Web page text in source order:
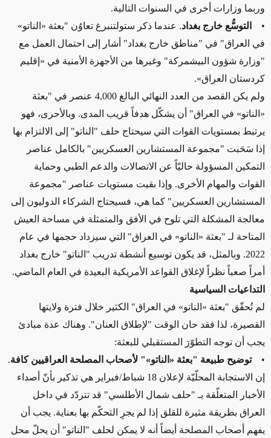
وربما وزارات أخرى في السنوات التالية.
•
التوسُّع خارج بغداد. عندما ذكر ستولتنبرغ تعاوُن "بعثة «الناتو»
في العراق" في "مناطق خارج بغداد" أشار إلى احتمال العمل مع
"وزارة شؤون البيشمركة" وغيرها من الأجهزة الأمنية في «إقليم
كردستان العراق».
ولم يكن القصد من العدد النهائي البالغ 4,000 عنصر في "بعثة
«الناتو» في العراق" أن يشكّل هدفاً قريب المدى. وبالأحرى، فهو
يرتبط بمستويات القوات التي سيحتاج حلف "الناتو" إلى الالتزام بها
إذا سَحَبت "مجموعة المستشارين العسكريين" بالكامل عناصر
التمكين المسؤولة حاليّاً عن الاتصالات والدعم الطبي وحماية
القوات والمهام الأخرى. وإذا بقيت مستويات عناصر "مجموعة
المستشارين العسكريين" كما هي، فسيحتاج الشركاء الدوليون إلى
معالجة المشكلة التي تلوح في الأفق والمتمثلة في مساحة العيش
المتاحة لـ "بعثة «الناتو» في العراق" التي سيزداد حجمها في عام
2022. وبالمثل، قد يكون توسيع أنشطة تدريب "الناتو" خارج بغداد
أمراً صعباً نظراً لإغلاق القواعد الأمريكية البعيدة في العام الماضي.
التداعيات السياسية
لم تُحقّق "بعثة «الناتو» في العراق" الكثير خلال فترة ولايتها
القصيرة، لذا فقد حان الوقت "لإطلاق العنان". وهناك عدة مبادئ
يجب أن توجه التطوّرَ المستقبلي للبعثة:
•توضيح طبيعة "بعثة «الناتو»" لأصحاب المصلحة العراقيين كافة.
إن الاستجابة المحلّيّة لإعلان 18 شباط/فبراير هي تذكير بأنّ أصداء
الأخبار المتعلّقة بـ "حلف شمال الأطلسي" قد تتردّد في داخل
العراق بطريقة مثيرة للقلق إذا لم يجرِ التحكّم بها بعناية. يجب أن
يفهم أصحاب المصلحة أيضاً أنه لا يمكن لحلف "الناتو" أن يحلّ محل